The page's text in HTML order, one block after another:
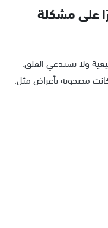
على مشكلة
ولا تستدعي القلق.
مصحوبة بأعراض مثل: